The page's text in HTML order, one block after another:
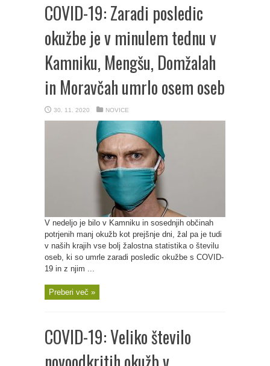
COVID-19: Zaradi posledic
okužbe je v minulem tednu v
Kamniku, Mengšu, Domžalah
in Moravčah umrlo osem oseb
30. 11. 2020 NOVICE
V nedeljo je bilo v Kamniku in sosednjih občinah
potrjenih manj okužb kot prejšnje dni, žal pa je tudi
v naših krajih vse bolj žalostna statistika o številu
oseb, ki so umrle zaradi posledic okužbe s COVID-
19 in z njim ...
Preberi več »
COVID-19: Veliko število